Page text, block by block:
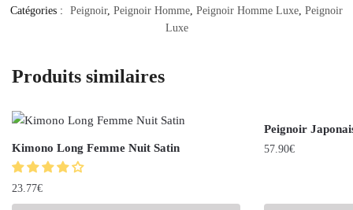
Catégories :
Peignoir, Peignoir Homme Peignoir Homme Luxe Peignoir
Luxe
Produits similaires
Kimono Long Femme Nuit Satin
23.77€
Peignoir
57.90€